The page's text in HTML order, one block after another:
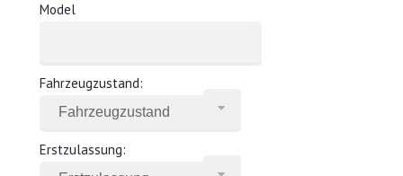
Model
Fahrzeugzustand:
Erstzulassung: